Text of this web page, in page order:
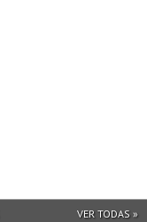
VER TODAS »